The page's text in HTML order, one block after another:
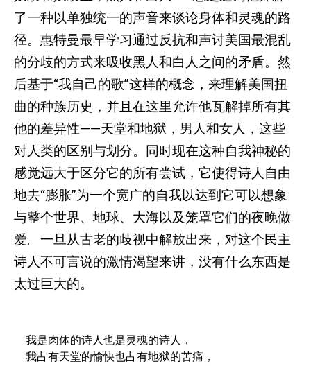
了一种以单独统一的声音来谈论身体和灵魂的路
径。惠特曼最早学习通过反抗和声讨美国最混乱
的分歧的方式来吸收黑人和白人之间的矛盾。然
后基于“我自己的歌”这样的概念，来理解美国扭
曲的种族历史，并且在这里允许他瓦解掉所有其
他的差异性——天堂和地狱，男人和女人，这些
对人类的区别与划分。同时现在这种自我神秘的
感觉远大于区分它的所有尝试，它使得诗人自由
地去“膨胀”为一个宽广的自我以达到它可以想象
与整个世界、地球、大海以及笼罩它们的夜晚做
爱。一旦从古老的歧视中解放出来，对这个民主
诗人不可言说的激情渴望来讲，没有什么东西是
太过巨大的。
我是肉体的诗人也是灵魂的诗人，
我占有天堂的愉快也占有地狱的苦痛，